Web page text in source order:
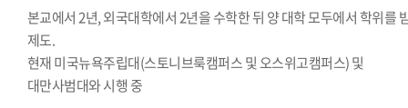
본교에서 2년, 외국대학에서 2년을 수학한 뒤 양 대학 모두에서 학위를
제도.
현재 미국뉴욕주립대(스토니브룩캠퍼스 및 오스위고캠퍼스) 및
대만사범대와 시행 중